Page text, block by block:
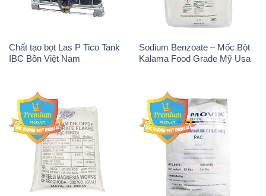
Chất tạo bọt Las P Tico Tank
IBC Bồn Việt Nam
Sodium Benzoate – Mốc Bột
Kalama Food Grade Mỹ Usa